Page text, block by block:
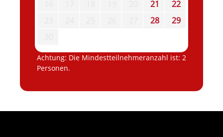
21
22
28
29
Achtung: Die Mindestteilnehmeranzahl ist: 2
Personen.